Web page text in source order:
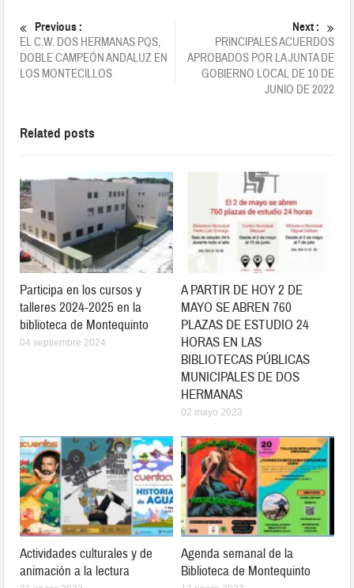
Previous :
EL C.W. DOS HERMANAS PQS,
DOBLE CAMPEÓN ANDALUZ EN
LOS MONTECILLOS
Next :
PRINCIPALES ACUERDOS
APROBADOS POR LA JUNTA DE
GOBIERNO LOCAL DE 10 DE
JUNIO DE 2022
Related posts
Participa en los cursos y
talleres 2024-2025 en la
biblioteca de Montequinto
04 septiembre 2024
A PARTIR DE HOY 2 DE
MAYO SE ABREN 760
PLAZAS DE ESTUDIO 24
HORAS EN LAS
BIBLIOTECAS PÚBLICAS
MUNICIPALES DE DOS
HERMANAS
02 mayo 2023
Actividades culturales y de
animación a la lectura
Agenda semanal de la
Biblioteca de Montequinto